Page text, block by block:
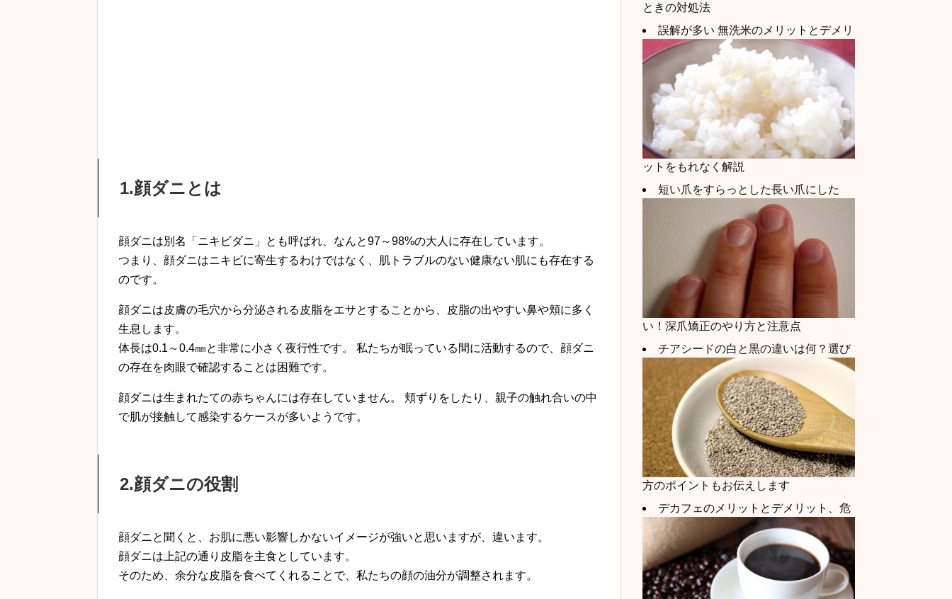
1.顔ダニとは
顔ダニは別名「ニキビダニ」とも呼ばれ、なんと97～98%の大人に存在しています。
つまり、顔ダニはニキビに寄生するわけではなく、肌トラブルのない健康ない肌にも存在する
のです。
顔ダニは皮膚の毛穴から分泌される皮脂をエサとすることから、皮脂の出やすい鼻や頬に多く
生息します。
体長は0.1～0.4㎜と非常に小さく夜行性です。 私たちが眠っている間に活動するので、顔ダニ
の存在を肉眼で確認することは困難です。
顔ダニは生まれたての赤ちゃんには存在していません。 頬ずりをしたり、親子の触れ合いの中
で肌が接触して感染するケースが多いようです。
2.顔ダニの役割
顔ダニと聞くと、お肌に悪い影響しかないイメージが強いと思いますが、違います。
顔ダニは上記の通り皮脂を主食としています。
そのため、余分な皮脂を食べてくれることで、私たちの顔の油分が調整されます。
ときの対処法
誤解が多い 無洗米のメリットとデメリ
ットをもれなく解説
短い爪をすらっとした長い爪にした
い！深爪矯正のやり方と注意点
チアシードの白と黒の違いは何？選び
方のポイントもお伝えします
デカフェのメリットとデメリット、危